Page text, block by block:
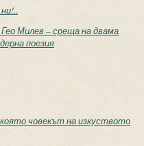
Милев – среща на двама
поезия
човекът на изкуството